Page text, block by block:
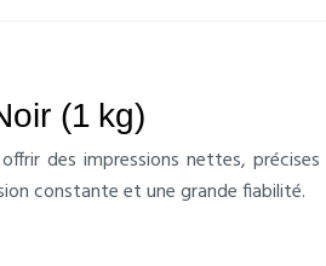
(1 kg)
des impressions nettes,
constante et une grande fiabilité.